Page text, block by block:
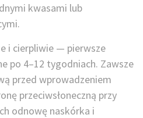
kwasami lub
i cierpliwie — pierwsze
po 4–12 tygodniach. Zawsze
przed wprowadzeniem
przeciwsłoneczną przy
odnowę naskórka i